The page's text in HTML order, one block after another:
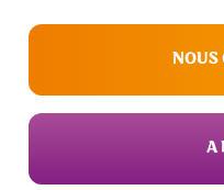
NOUS
A